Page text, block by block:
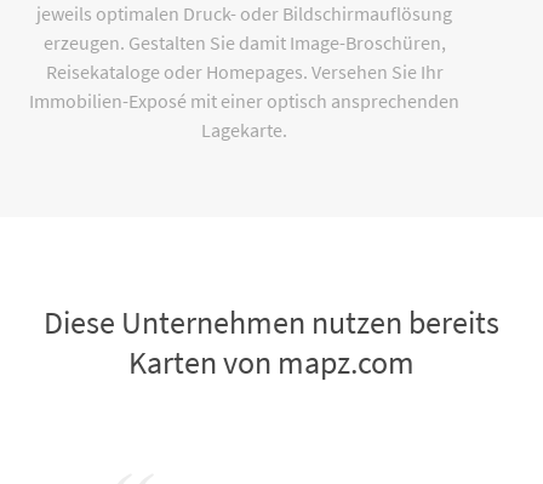
jeweils optimalen Druck- oder Bildschirmauflösung
erzeugen. Gestalten Sie damit Image-Broschüren,
Reisekataloge oder Homepages. Versehen Sie Ihr
Immobilien-Exposé mit einer optisch ansprechenden
Lagekarte.
Diese Unternehmen nutzen bereits
Karten von mapz.com